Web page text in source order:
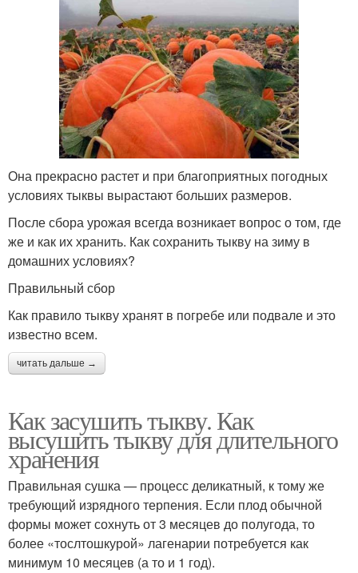
Она прекрасно растет и при благоприятных погодных
условиях тыквы вырастают больших размеров.
После сбора урожая всегда возникает вопрос о том, где
же и как их хранить. Как сохранить тыкву на зиму в
домашних условиях?
Правильный сбор
Как правило тыкву хранят в погребе или подвале и это
известно всем.
читать дальше →
Как засушить тыкву. Как
высушить тыкву для длительного
хранения
Правильная сушка — процесс деликатный, к тому же
требующий изрядного терпения. Если плод обычной
формы может сохнуть от 3 месяцев до полугода, то
более «тослтошкурой» лагенарии потребуется как
минимум 10 месяцев (а то и 1 год).